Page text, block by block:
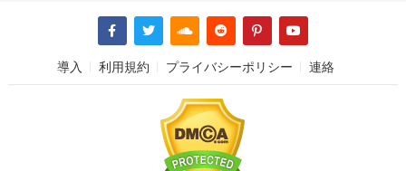
導入 利用規約 プライバシーポリシー 連絡